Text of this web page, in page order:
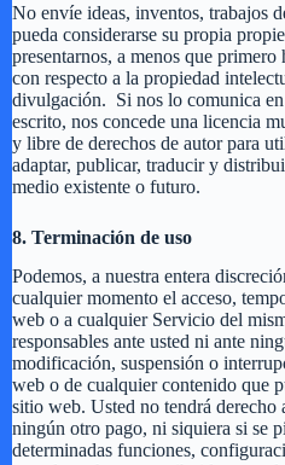
No envíe ideas, inventos, trabajos
pueda considerarse su propia
presentarnos, a menos que
con respecto a la propiedad
divulgación. Si nos lo comunica
escrito, nos concede una licencia
y libre de derechos de autor para
adaptar, publicar, traducir y
medio existente o futuro.
8. Terminación de uso
Podemos, a nuestra entera
cualquier momento el acceso,
web o a cualquier Servicio del
responsables ante usted ni ante
modificación, suspensión o
web o de cualquier contenido que
sitio web. Usted no tendrá derecho
ningún otro pago, ni siquiera si se
determinadas funciones,